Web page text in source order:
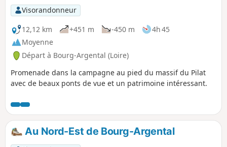
Fluvia sur plusieurs kilomètres pour
entamer la montée jusqu’au Col du
Tracol à travers la forêt de Taillard.
Visorandonneur
12,12 km
+451 m -450 m
4h 45
Moyenne
Départ à Bourg-Argental (Loire)
Promenade dans la campagne au pied du massif du Pilat
avec de beaux ponts de vue et un patrimoine intéressant.
Au Nord-Est de Bourg-Argental